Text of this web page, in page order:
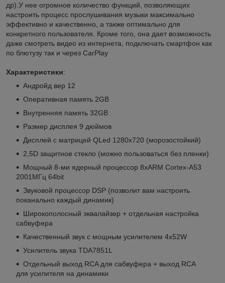
др).У нее огромное количество функций, позволяющих
настроить процесс прослушивания музыки максимально
эффективно и качественно, а также оптимально для
конкретного пользователя. Кроме того, она дает возможность
даже смотреть видео из интернета, подключать смартфон как
по блютузу так и через CarPlay
Характеристики:
Андройд вер 12
Оперативная память 2GB
Внутренняя память 32GB
Размер дисплея 9 дюймов
Дисплей с матрицей QLed 1280x720 (морозостойкий)
2,5D защитное стекло (можно пользоваться без пленки)
Мощный 8-ми ядерный процессор 8xARM Cortex-A53
2001МГц 64bit
Звуковой процессор DSP (позволит вам настроить
поканально каждый динамик)
Широкополосный эквалайзер + отдельная настройка
сабвуфера
Качественный звук с мощным усилителем 4х52W
Усилитель звука TDA7851L
Отдельный выход RCA для сабвуфера + выход RCA
для усилителя на динамики